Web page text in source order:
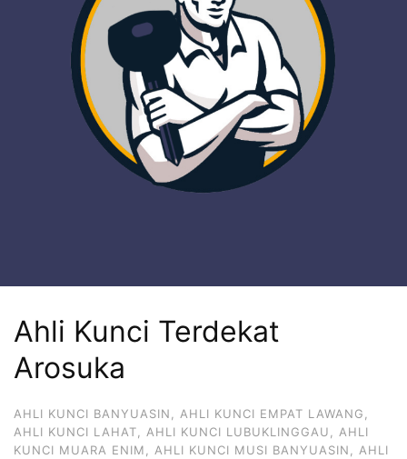
Ahli Kunci Terdekat
Arosuka
AHLI KUNCI BANYUASIN, AHLI KUNCI EMPAT LAWANG,
AHLI KUNCI LAHAT, AHLI KUNCI LUBUKLINGGAU, AHLI
KUNCI MUARA ENIM, AHLI KUNCI MUSI BANYUASIN, AHLI